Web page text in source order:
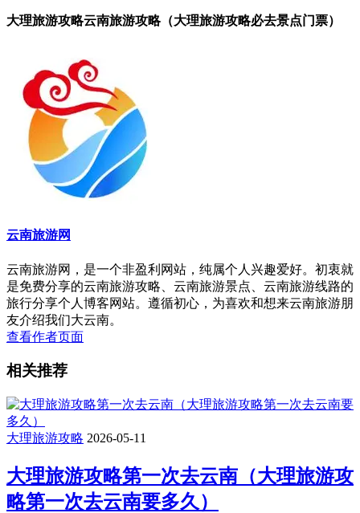
大理旅游攻略云南旅游攻略（大理旅游攻略必去景点门票）
云南旅游网
云南旅游网，是一个非盈利网站，纯属个人兴趣爱好。初衷就
是免费分享的云南旅游攻略、云南旅游景点、云南旅游线路的
旅行分享个人博客网站。遵循初心，为喜欢和想来云南旅游朋
友介绍我们大云南。
查看作者页面
相关推荐
大理旅游攻略 2026-05-11
大理旅游攻略第一次去云南（大理旅游攻
略第一次去云南要多久）